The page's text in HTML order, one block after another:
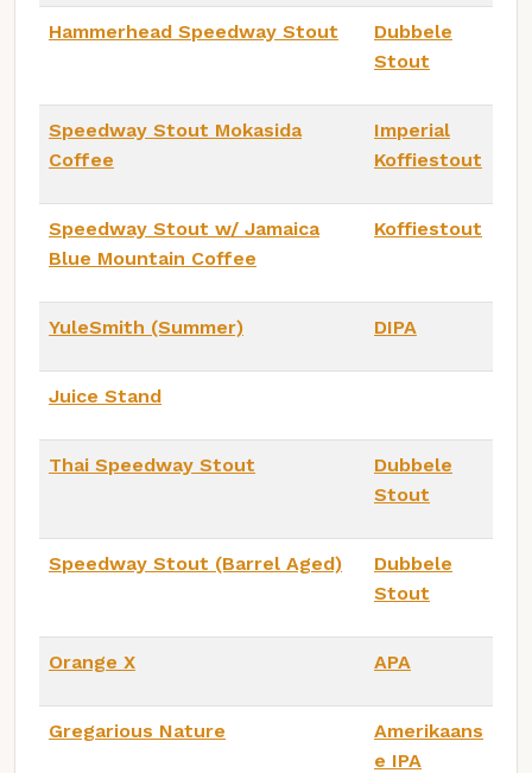
Hammerhead Speedway Stout
Dubbele
Stout
Speedway Stout Mokasida
Coffee
Imperial
Koffiestout
Speedway Stout w/ Jamaica
Blue Mountain Coffee
Koffiestout
YuleSmith (Summer) DIPA
Juice Stand
Thai Speedway Stout
Dubbele
Stout
Speedway Stout (Barrel Aged)
Dubbele
Stout
Orange X APA
Gregarious Nature
Amerikaans
e IPA